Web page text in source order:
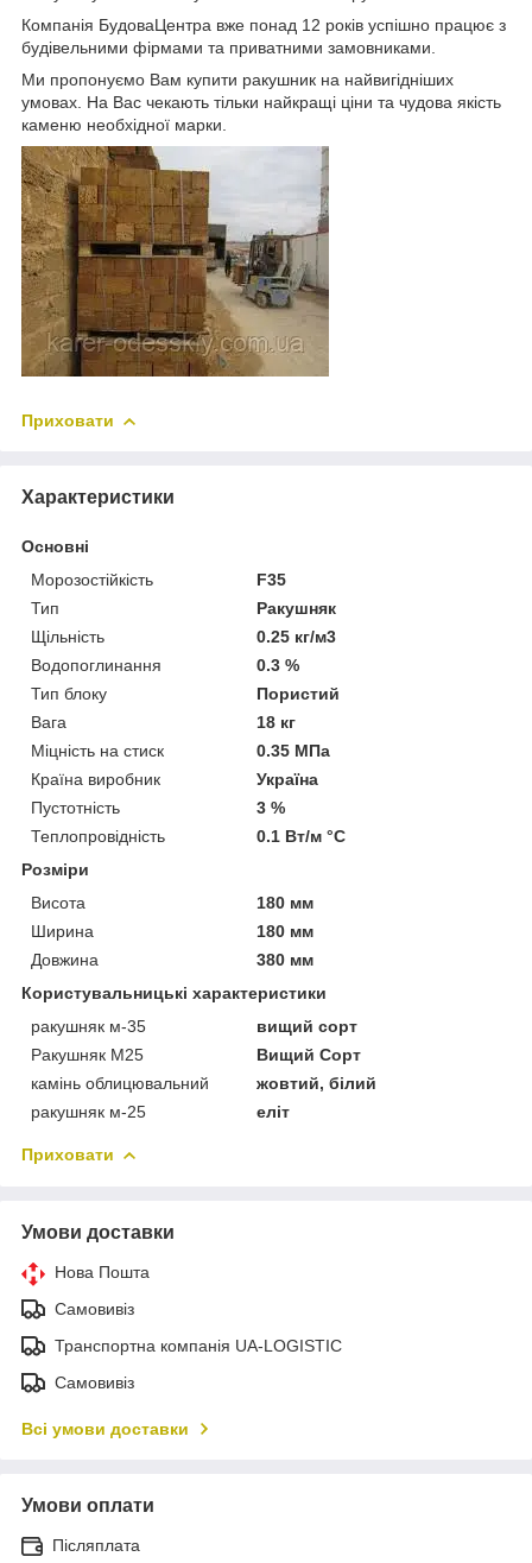
Компанія БудоваЦентра вже понад 12 років успішно працює з
будівельними фірмами та приватними замовниками.
Ми пропонуємо Вам купити ракушник на найвигідніших
умовах. На Вас чекають тільки найкращі ціни та чудова якість
каменю необхідної марки.
Приховати
Характеристики
Основні
Морозостійкість
F35
Тип
Ракушняк
Щільність
0.25 кг/м3
Водопоглинання
0.3 %
Тип блоку
Пористий
Вага
18 кг
Міцність на стиск
0.35 МПа
Країна виробник
Україна
Пустотність
3 %
Теплопровідність
0.1 Вт/м °С
Розміри
Висота
180 мм
Ширина
180 мм
Довжина
380 мм
Користувальницькі характеристики
ракушняк м-35
вищий сорт
Ракушняк М25
Вищий Сорт
камінь облицювальний
жовтий, білий
ракушняк м-25
еліт
Приховати
Умови доставки
Нова Пошта
Самовивіз
Транспортна компанія UA-LOGISTIC
Самовивіз
Всі умови доставки
Умови оплати
Післяплата